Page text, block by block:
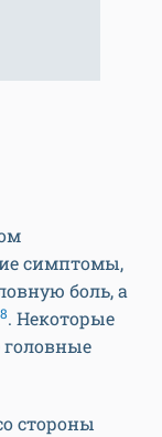
симптомы,
боль, а
8. Некоторые
стороны